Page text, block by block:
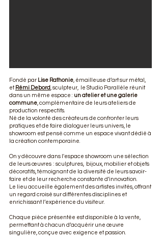
Fondé par Lise Rathonie , émailleuse d’art sur métal,
et Rémi Debord , sculpteur, le Studio Parallèle réunit
dans un même espace : un atelier et une galerie
commune , complémentaire de leurs ateliers de
production respectifs.
Né de la volonté des créateurs de confronter leurs
pratiques et de faire dialoguer leurs univers, le
showroom est pensé comme un espace vivant dédié à
la création contemporaine.
On y découvre dans l'espace showroom une sélection
de leurs œuvres : sculptures, bijoux, mobilier et objets
décoratifs, témoignant de la diversité de leurs savoir-
faire et de leur recherche constante d’innovation.
Le lieu accueille également des artistes invités, offrant
un regard croisé sur différentes disciplines et
enrichissant l’expérience du visiteur.
Chaque pièce présentée est disponible à la vente,
permettant à chacun d’acquérir une œuvre
singulière, conçue avec exigence et passion.